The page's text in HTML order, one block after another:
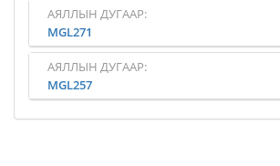
АЯЛЛЫН ДУГААР:
MGL271
АЯЛЛЫН ДУГААР:
MGL257